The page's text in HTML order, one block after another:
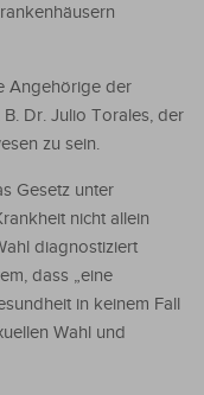
Angehörige der
Dr. Julio Torales, der
zu sein.
Gesetz unter
nicht allein
diagnostiziert
dass „eine
in keinem Fall
Wahl und